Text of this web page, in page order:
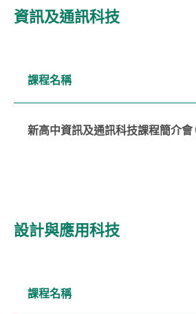
資訊及通訊科技
課程名稱
新高中資訊及通訊科技課程簡介
設計與應用科技
課程名稱